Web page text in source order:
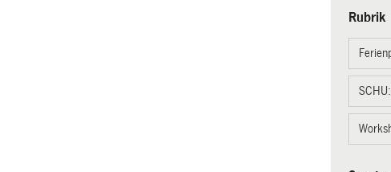
Rubrik